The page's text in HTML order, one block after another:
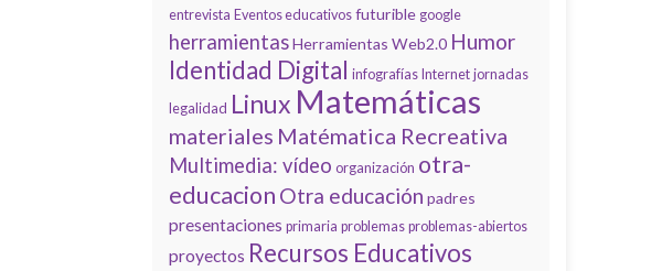
entrevista Eventos educativos futurible google
herramientasHerramientas Web2.0 Humor
Identidad Digital infografías Internet jornadas
legalidad Linux Matemáticas
materiales Matématica Recreativa
Multimedia: vídeo organización otra-
educacion Otra educación padres
presentaciones primaria problemas problemas-abiertos
proyectos Recursos Educativos